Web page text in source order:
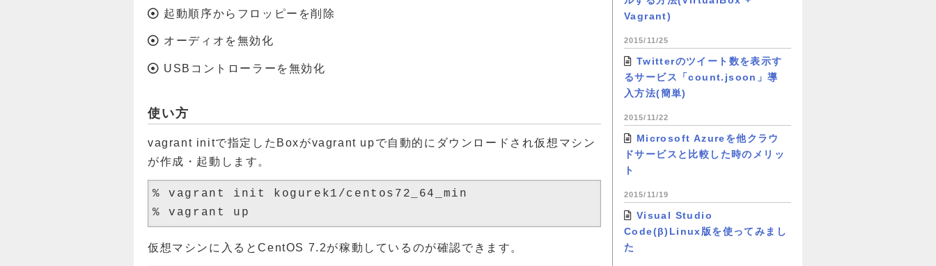
起動順序からフロッピーを削除
オーディオを無効化
USBコントローラーを無効化
使い方
vagrant initで指定したBoxがvagrant upで自動的にダウンロードされ仮想マシン
が作成・起動します。
% vagrant init kogurek1/centos72_64_min
仮想マシンに入るとCentOS 7.2が稼動しているのが確認できます。
Vagrant)
2015/11/25
Twitterのツイート数を表示す
るサービス「count.jsoon」導
入方法(簡単)
2015/11/22
Microsoft Azureを他クラウ
ドサービスと比較した時のメリッ
ト
2015/11/19
Visual Studio
Code(β)Linux版を使ってみまし
た